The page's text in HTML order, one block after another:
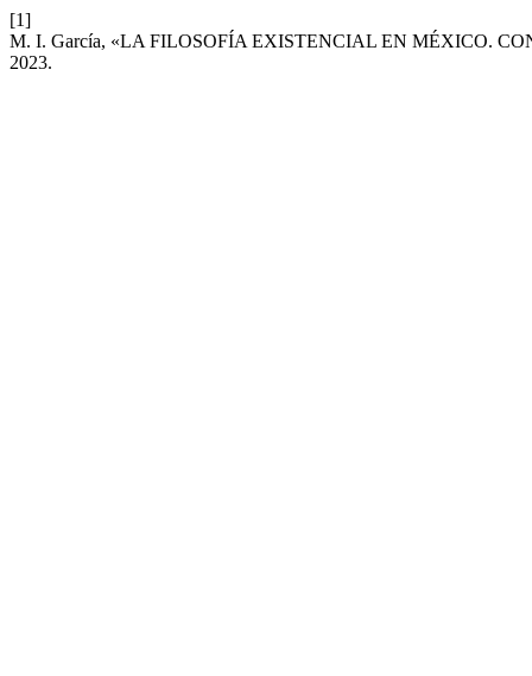
[1]
M. I. García, «LA FILOSOFÍA EXISTENCIAL EN MÉXICO.
2023.